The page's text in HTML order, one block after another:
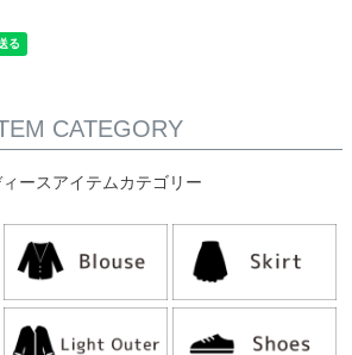
CATEGORY
ィースアイテムカテゴリー